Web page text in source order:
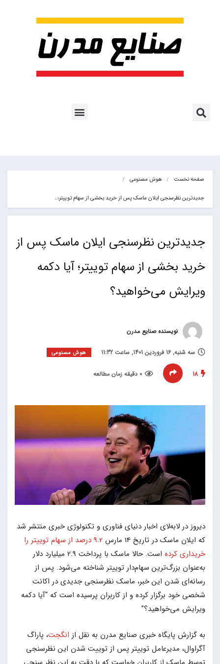
صفحه نخست هوش مصنوعی
جدیدترین نظرسنجی ایلان ماسک پس از خرید بخشی از سهام توییتر؛…
جدیدترین نظرسنجی ایلان ماسک پس از
خرید بخشی از سهام توییتر؛ آیا دکمه
ویرایش می‌خواهید؟
نویسنده صنایع مدرن
سه شنبه, 16 فروردین 1401, ساعت 11:32 هوش مصنوعی
18 0 دقیقه زمان مطالعه
دیروز در لابه‌لای اخبار دنیای فناوری و تکنولوژی خبری منتشر شد
که ایلان ماسک در تاریخ 14 مارس
9.2 درصد از سهام توییتر را
خریداری کرده
است. حالا ماسک با پرداخت 2.9 میلیارد دلار
به‌عنوان بزرگ‌ترین سهام‌دار توییتر شناخته می‌شود. پس از
رسانه‌ای شدن این خبر، ماسک نظرسنجی جدیدی در اکانت
شخصی خود برگزار کرده و از کاربران پرسیده است که “آیا دکمه
ویرایش می‌خواهید؟”
به گزارش پایگاه خبری صنایع مدرن به نقل از انگجت، پاراگ
آگراوال، مدیرعامل توییتر پس از توییت شدن این نظرسنجی